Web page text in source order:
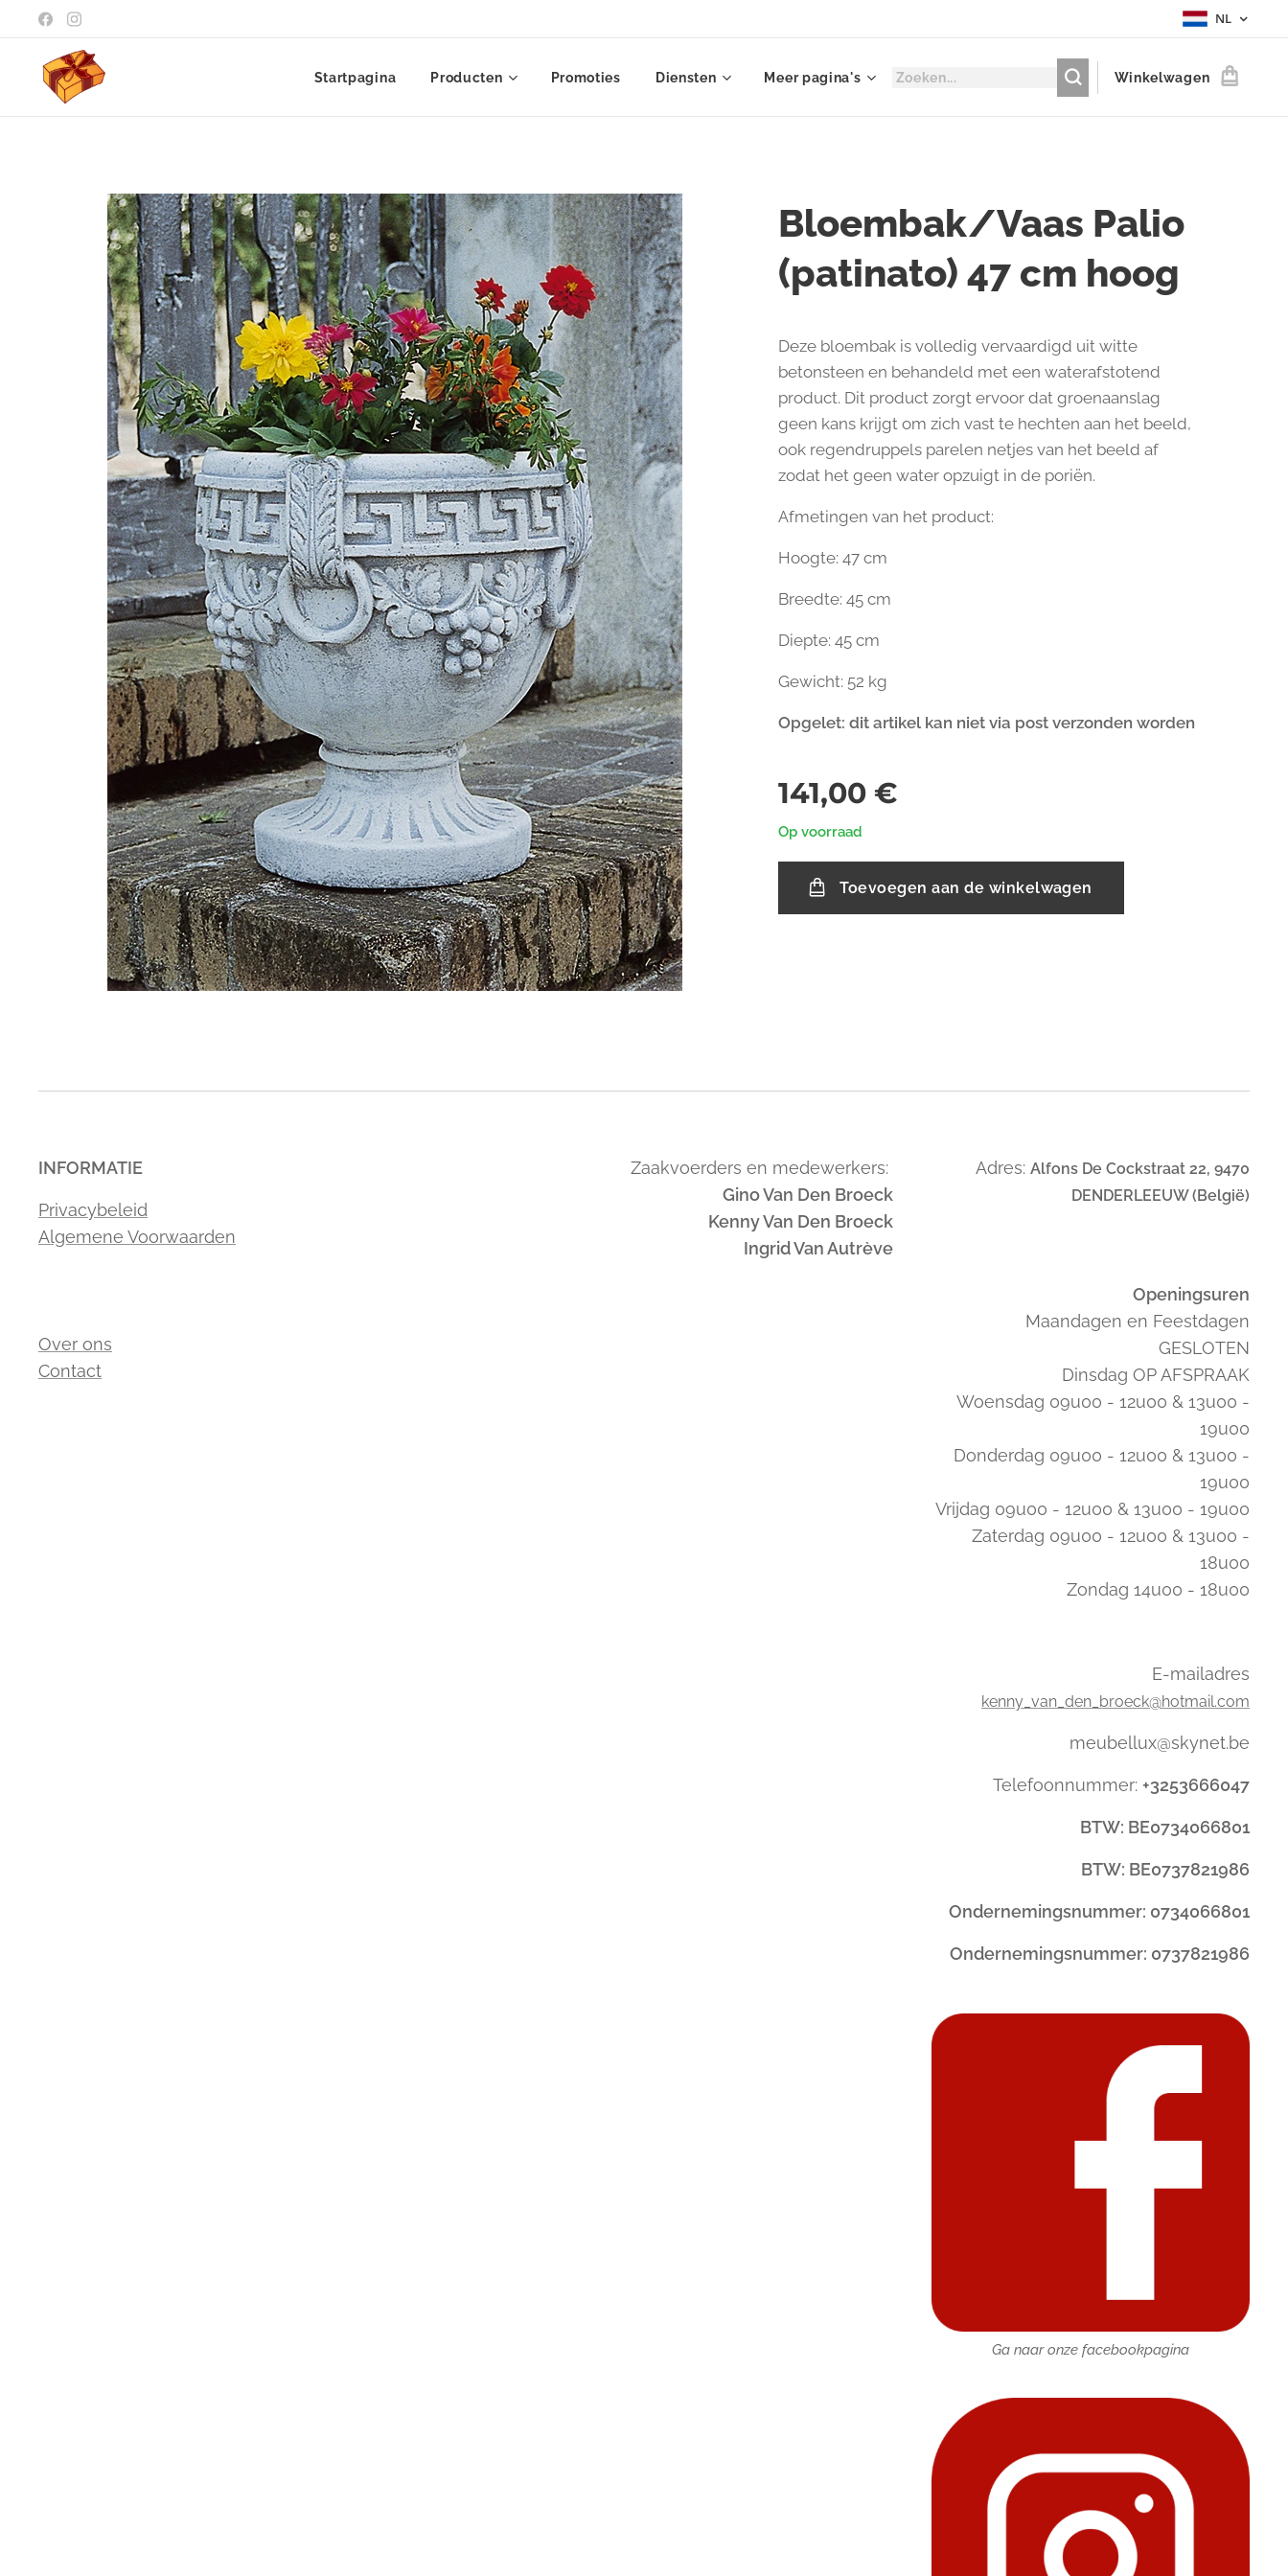
NL
Startpagina Producten Promoties Diensten Meer pagina's Winkelwagen
Bloembak/Vaas Palio
(patinato) 47 cm hoog
Deze bloembak is volledig vervaardigd uit witte
betonsteen en behandeld met een waterafstotend
product. Dit product zorgt ervoor dat groenaanslag
geen kans krijgt om zich vast te hechten aan het beeld,
ook regendruppels parelen netjes van het beeld af
zodat het geen water opzuigt in de poriën.
Afmetingen van het product:
Hoogte: 47 cm
Breedte: 45 cm
Diepte: 45 cm
Gewicht: 52 kg
Opgelet: dit artikel kan niet via post verzonden worden
141,00 €
Op voorraad
Toevoegen aan de winkelwagen
INFORMATIE
Privacybeleid
Algemene Voorwaarden
Over ons
Contact
Zaakvoerders en medewerkers:
Gino Van Den Broeck
Kenny Van Den Broeck
Ingrid Van Autrève
Adres: Alfons De Cockstraat 22, 9470
DENDERLEEUW (België)
Openingsuren
Maandagen en Feestdagen
GESLOTEN
Dinsdag OP AFSPRAAK
Woensdag 09u00 - 12u00 & 13u00 -
19u00
Donderdag 09u00 - 12u00 & 13u00 -
19u00
Vrijdag 09u00 - 12u00 & 13u00 - 19u00
Zaterdag 09u00 - 12u00 & 13u00 -
18u00
Zondag 14u00 - 18u00
E-mailadres
kenny_van_den_broeck@hotmail.com
meubellux@skynet.be
Telefoonnummer: +3253666047
BTW: BE0734066801
BTW: BE0737821986
Ondernemingsnummer: 0734066801
Ondernemingsnummer: 0737821986
Ga naar onze facebookpagina